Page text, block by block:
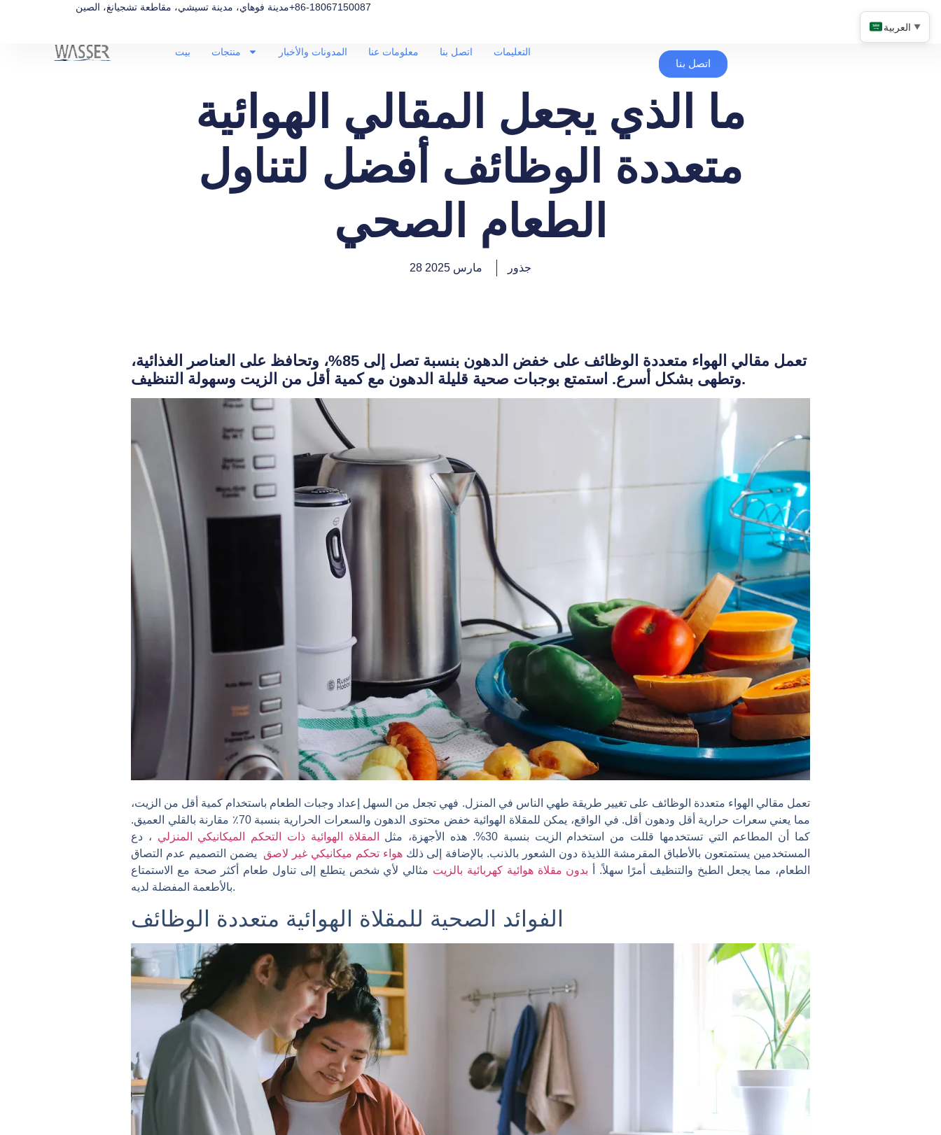
مدينة فوهاي، مدينة تسيشي، مقاطعة تشجيانغ، الصين+86-18067150087
بيت منتجات المدونات والأخبار معلومات عنا اتصل بنا التعليمات
اتصل بنا
ما الذي يجعل المقالي الهوائية
متعددة الوظائف أفضل لتناول
الطعام الصحي
جذور
تعمل مقالي الهواء متعددة الوظائف على خفض الدهون بنسبة تصل إلى 85%، وتحافظ على العناصر الغذائية،
وتطهى بشكل أسرع. استمتع بوجبات صحية قليلة الدهون مع كمية أقل من الزيت وسهولة التنظيف.
تعمل مقالي الهواء متعددة الوظائف على تغيير طريقة طهي الناس في المنزل. فهي تجعل من السهل إعداد وجبات الطعام باستخدام كمية أقل من الزيت،
مما يعني سعرات حرارية أقل ودهون أقل. في الواقع، يمكن للمقلاة الهوائية خفض محتوى الدهون والسعرات الحرارية بنسبة 70٪ مقارنة بالقلي العميق.
كما أن المطاعم التي تستخدمها قللت من استخدام الزيت بنسبة 30%. هذه الأجهزة، مثل
المقلاة الهوائية ذات التحكم الميكانيكي المنزلي ، دع
المستخدمين يستمتعون بالأطباق المقرمشة اللذيذة دون الشعور بالذنب. بالإضافة إلى ذلكهواء تحكم ميكانيكي غير لاصق
يضمن التصميم عدم التصاق
الطعام، مما يجعل الطبخ والتنظيف أمرًا سهلاً. أ بدون مقلاة هوائية كهربائية بالزيت مثالي لأي شخص يتطلع إلى تناول طعام أكثر صحة مع الاستمتاع
بالأطعمة المفضلة لديه.
الفوائد الصحية للمقلاة الهوائية متعددة الوظائف
العربية ▼